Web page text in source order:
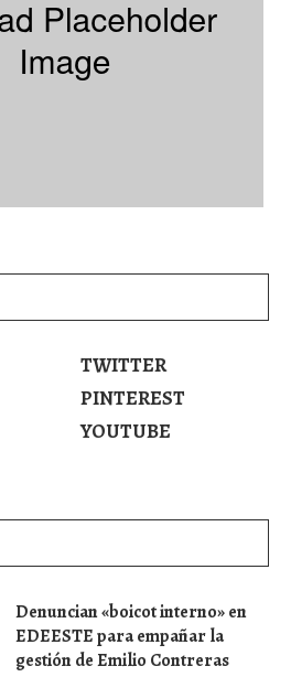
TWITTER
PINTEREST
YOUTUBE
Denuncian «boicot interno» en
EDEESTE para empañar la
gestión de Emilio Contreras